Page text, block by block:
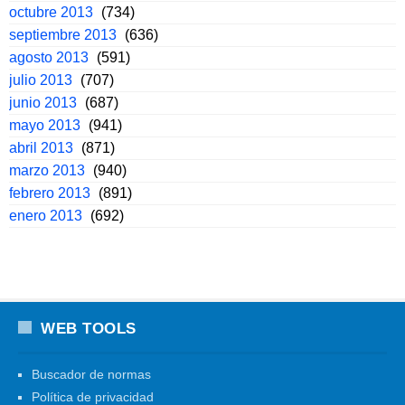
octubre 2013 (734)
septiembre 2013 (636)
agosto 2013 (591)
julio 2013 (707)
junio 2013 (687)
mayo 2013 (941)
abril 2013 (871)
marzo 2013 (940)
febrero 2013 (891)
enero 2013 (692)
WEB TOOLS
Buscador de normas
Política de privacidad